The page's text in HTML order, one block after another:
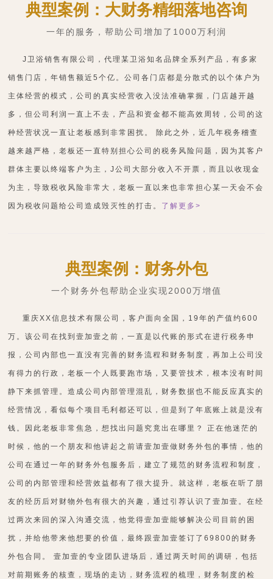
典型案例：大财务精细落地咨询
一年的服务，帮助公司增加了1000万利润
J卫浴销售有限公司，代理某卫浴知名品牌全系列产品，有多家
销售门店，年销售额近5个亿。公司各门店都是分散式的以个体户为
主体经营的模式，公司的真实经营收入没法准确掌握，门店越开越
多，但公司利润一直上不去，产品和资金都不能高效周转，公司的这
种经营状况一直让老板感到非常困扰。 除此之外，近几年税务稽查
越来越严格，老板还一直特别担心公司的税务风险问题，因为其客户
群体主要以终端客户为主，J公司大部分收入不开票，而且以收现金
为主，导致税收风险非常大，老板一直以来也非常担心某一天会不会
因为税收问题给公司造成毁灭性的打击。 了解更多>
典型案例：财务外包
一个财务外包帮助企业实现2000万增值
重庆XX信息技术有限公司，客户面向全国，19年的产值约600
万。该公司在找到壹加壹之前，一直是以代账的形式在进行税务申
报，公司内部也一直没有完善的财务流程和财务制度，再加上公司没
有得力的行政，老板一个人既要跑市场，又要管技术，根本没有时间
静下来抓管理。造成公司内部管理混乱，财务数据也不能反应真实的
经营情况，看似每个项目毛利都还可以，但是到了年底账上就是没有
钱。因此老板非常焦急，想找出问题究竟出在哪里？ 正在他迷茫的
时候，他的一个朋友和他讲起之前请壹加壹做财务外包的事情，他的
公司在通过一年的财务外包服务后，建立了规范的财务流程和制度，
公司的内部管理和经营效益都有了很大提升。就这样，老板在听了朋
友的经历后对财物外包有很大的兴趣，通过引荐认识了壹加壹。在经
过两次来回的深入沟通交流，他觉得壹加壹能够解决公司目前的困
扰，并给他带来他想要的价值，最终跟壹加壹签订了69800的财务
外包合同。 壹加壹的专业团队进场后，通过两天时间的调研，包括
对前期账务的核查，现场的走访，财务流程的梳理，财务制度的检